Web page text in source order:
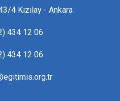
4 Kızılay - Ankara
434 12 06
434 12 06